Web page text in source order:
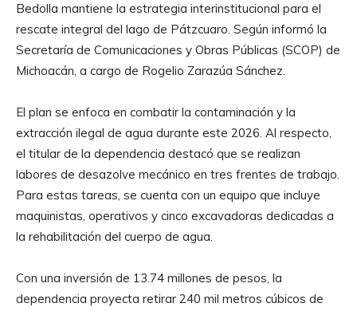
Bedolla mantiene la estrategia interinstitucional para el
rescate integral del lago de Pátzcuaro. Según informó la
Secretaría de Comunicaciones y Obras Públicas (SCOP) de
Michoacán, a cargo de Rogelio Zarazúa Sánchez.
El plan se enfoca en combatir la contaminación y la
extracción ilegal de agua durante este 2026. Al respecto,
el titular de la dependencia destacó que se realizan
labores de desazolve mecánico en tres frentes de trabajo.
Para estas tareas, se cuenta con un equipo que incluye
maquinistas, operativos y cinco excavadoras dedicadas a
la rehabilitación del cuerpo de agua.
Con una inversión de 13.74 millones de pesos, la
dependencia proyecta retirar 240 mil metros cúbicos de